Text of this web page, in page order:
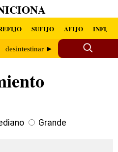
SUFIJO AFIJO INFIJO
desintestinar ►
Grande